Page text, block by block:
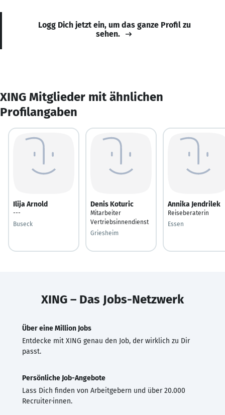
Logg Dich jetzt ein, um das ganze Profil zu
sehen.
XING Mitglieder mit ähnlichen
Profilangaben
Ilija Arnold
---
Buseck
Denis Koturic
Mitarbeiter
Vertriebsinnendienst
Griesheim
Annika Jendrilek
Reiseberaterin
Essen
XING – Das Jobs-Netzwerk
Über eine Million Jobs
Entdecke mit XING genau den Job, der wirklich zu Dir
passt.
Persönliche Job-Angebote
Lass Dich finden von Arbeitgebern und über 20.000
Recruiter·innen.